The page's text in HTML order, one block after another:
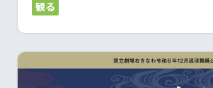
観る